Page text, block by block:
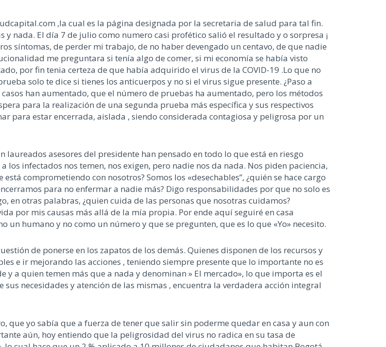
,la cual es la página designada por la secretaria de salud para tal fin.
y nada. El día 7 de julio como numero casi profético salió el resultado y o sorpresa ¡
síntomas, de perder mi trabajo, de no haber devengado un centavo, de que nadie
me preguntara si tenía algo de comer, si mi economía se había visto
por fin tenia certeza de que había adquirido el virus de la COVID-19 .Lo que no
solo te dice si tienes los anticuerpos y no si el virus sigue presente. ¿Paso a
han aumentado, que el número de pruebas ha aumentado, pero los métodos
para la realización de una segunda prueba más específica y sus respectivos
para estar encerrada, aislada , siendo considerada contagiosa y peligrosa por un
asesores del presidente han pensado en todo lo que está en riesgo
los infectados nos temen, nos exigen, pero nadie nos da nada. Nos piden paciencia,
comprometiendo con nosotros? Somos los «desechables”, ¿quién se hace cargo
para no enfermar a nadie más? Digo responsabilidades por que no solo es
en otras palabras, ¿quien cuida de las personas que nosotras cuidamos?
por mis causas más allá de la mía propia. Por ende aquí seguiré en casa
un humano y no como un número y que se pregunten, que es lo que «Yo» necesito.
de ponerse en los zapatos de los demás. Quienes disponen de los recursos y
e ir mejorando las acciones , teniendo siempre presente que lo importante no es
a quien temen más que a nada y denominan » El mercado», lo que importa es el
necesidades y atención de las mismas , encuentra la verdadera acción integral
yo sabía que a fuerza de tener que salir sin poderme quedar en casa y aun con
aún, hoy entiendo que la peligrosidad del virus no radica en su tasa de